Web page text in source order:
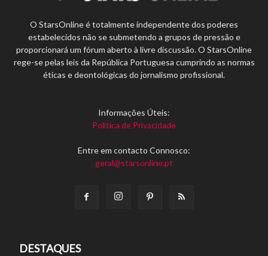
O StarsOnline é totalmente independente dos poderes
estabelecidos não se submetendo a grupos de pressão e
proporcionará um fórum aberto à livre discussão. O StarsOnline
rege-se pelas leis da República Portuguesa cumprindo as normas
éticas e deontológicas do jornalismo profissional.
Informações Úteis:
Política de Privacidade
Entre em contacto Connosco:
geral@starsonline.pt
DESTAQUES